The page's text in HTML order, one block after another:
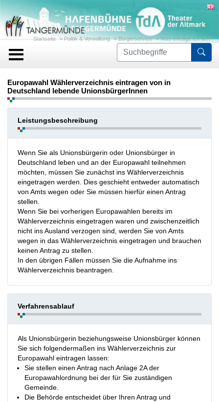
Startseite » Politik & Verwaltung »Bürgerservice »Was erledige ich wo?
Europawahl Wählerverzeichnis eintragen von in
Deutschland lebende UnionsbürgerInnen
Leistungsbeschreibung
Wenn Sie als Unionsbürgerin oder Unionsbürger in
Deutschland leben und an der Europawahl teilnehmen
möchten, müssen Sie zunächst ins Wählerverzeichnis
eingetragen werden. Dies geschieht entweder automatisch
von Amts wegen oder Sie müssen hierfür einen Antrag
stellen.
Wenn Sie bei vorherigen Europawahlen bereits im
Wählerverzeichnis eingetragen waren und zwischenzeitlich
nicht ins Ausland verzogen sind, werden Sie von Amts
wegen in das Wählerverzeichnis eingetragen und brauchen
keinen Antrag zu stellen.
In den übrigen Fällen müssen Sie die Aufnahme ins
Wählerverzeichnis beantragen.
Verfahrensablauf
Als Unionsbürgerin beziehungsweise Unionsbürger können
Sie sich folgendermaßen ins Wählerverzeichnis zur
Europawahl eintragen lassen:
Sie stellen einen Antrag nach Anlage 2A der
Europawahlordnung bei der für Sie zuständigen
Gemeinde.
Die Behörde entscheidet über Ihren Antrag und